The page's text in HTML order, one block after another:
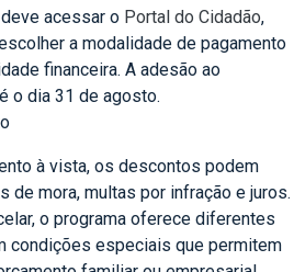
acessar o Portal do Cidadão,
a modalidade de pagamento
financeira. A adesão ao
o dia 31 de agosto.
à vista, os descontos podem
de mora, multas por infração e juros.
o programa oferece diferentes
condições especiais que permitem